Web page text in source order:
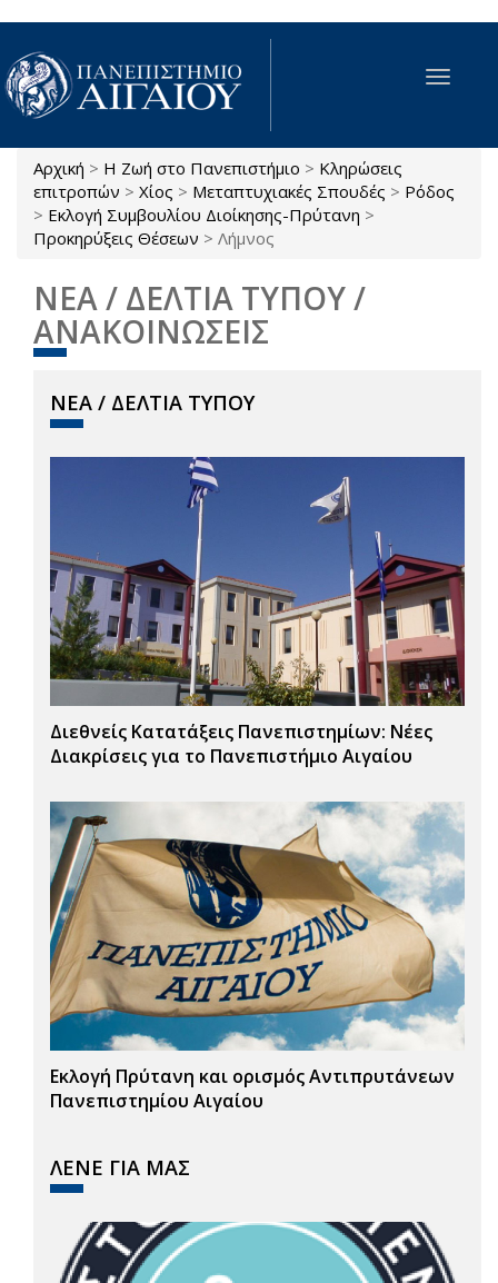
Παράκαμψη προς το κυρίως περιεχόμενο
Toggle
Είστε εδώ
Αρχική > Η Ζωή στο Πανεπιστήμιο > Κληρώσεις
επιτροπών > Χίος > Μεταπτυχιακές Σπουδές > Ρόδος
> Εκλογή Συμβουλίου Διοίκησης-Πρύτανη >
Προκηρύξεις Θέσεων > Λήμνος
ΝΕΑ / ΔΕΛΤΙΑ ΤΥΠΟΥ /
ΑΝΑΚΟΙΝΩΣΕΙΣ
ΝΕΑ / ΔΕΛΤΙΑ ΤΥΠΟΥ
Διεθνείς Κατατάξεις Πανεπιστημίων: Νέες
Διακρίσεις για το Πανεπιστήμιο Αιγαίου
Εκλογή Πρύτανη και ορισμός Αντιπρυτάνεων
Πανεπιστημίου Αιγαίου
ΛΕΝΕ ΓΙΑ ΜΑΣ